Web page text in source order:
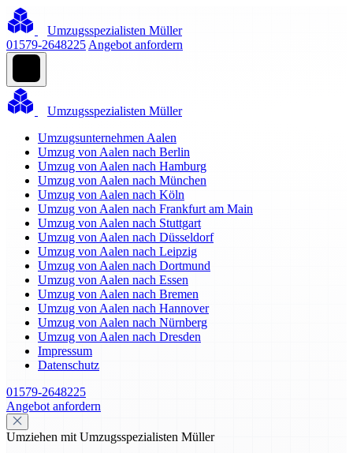
Umzugsspezialisten Müller
01579-2648225 Angebot anfordern
Umzugsspezialisten Müller
Umzugsunternehmen Aalen
Umzug von Aalen nach Berlin
Umzug von Aalen nach Hamburg
Umzug von Aalen nach München
Umzug von Aalen nach Köln
Umzug von Aalen nach Frankfurt am Main
Umzug von Aalen nach Stuttgart
Umzug von Aalen nach Düsseldorf
Umzug von Aalen nach Leipzig
Umzug von Aalen nach Dortmund
Umzug von Aalen nach Essen
Umzug von Aalen nach Bremen
Umzug von Aalen nach Hannover
Umzug von Aalen nach Nürnberg
Umzug von Aalen nach Dresden
Impressum
Datenschutz
01579-2648225
Angebot anfordern
Umziehen mit Umzugsspezialisten Müller